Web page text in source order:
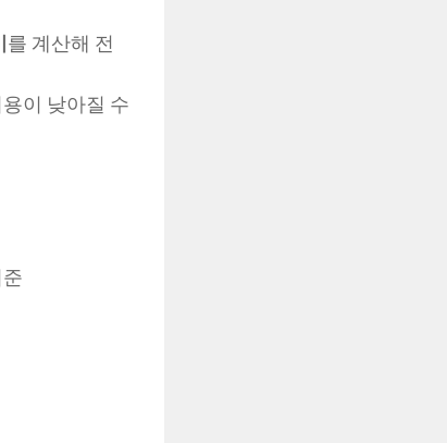
를 계산해 전
이 낮아질 수